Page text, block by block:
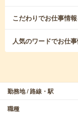
こだわりでお仕事情
人気のワードでお仕
勤務地 / 路線・駅
職種